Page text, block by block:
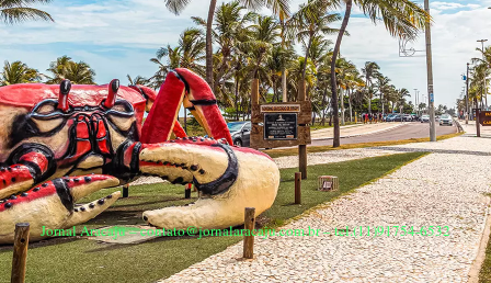
Jornal Aracaju –contato@jornalaracaju.com.br– tel.(11)91754-6532